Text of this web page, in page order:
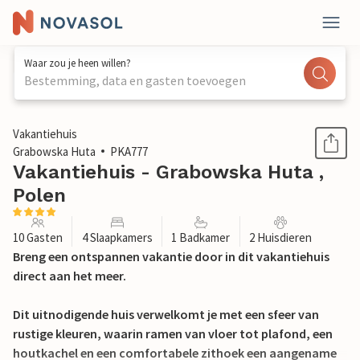
Waar zou je heen willen?
Bestemming, data en gasten toevoegen
1 / 8
Vakantiehuis
Grabowska Huta
PKA777
Vakantiehuis - Grabowska Huta ,
Polen
10 Gasten 4 Slaapkamers 1 Badkamer 2 Huisdieren
Breng een ontspannen vakantie door in dit vakantiehuis
direct aan het meer.
Dit uitnodigende huis verwelkomt je met een sfeer van
rustige kleuren, waarin ramen van vloer tot plafond, een
houtkachel en een comfortabele zithoek een aangename